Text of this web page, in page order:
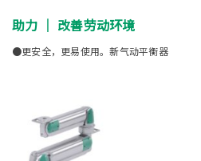
助力 ｜ 改善劳动环境
●更安全，更易使用。新气动平衡器